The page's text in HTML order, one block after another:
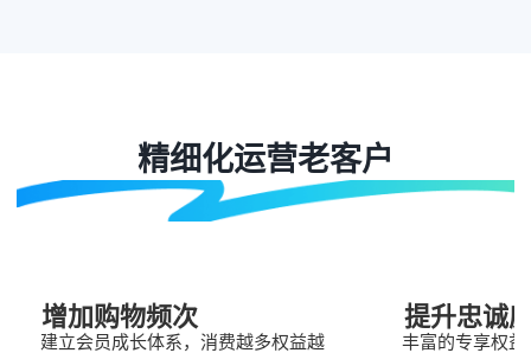
精细化运营老客户
增加购物频次 提升忠诚
建立会员成长体系，消费越多权益越
丰富的专享权